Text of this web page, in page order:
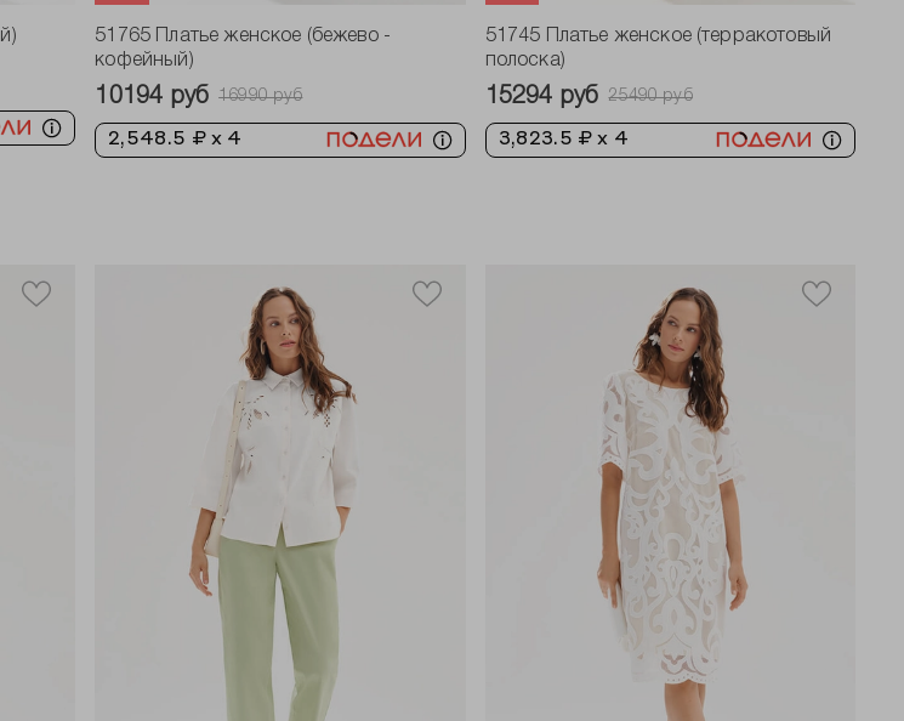
51765 Платье женское (бежево -
кофейный)
10194 руб 16990 руб
2,548.5 ₽ x 4
51745 Платье женское (терракотовый
полоска)
15294 руб 25490 руб
3,823.5 ₽ x 4